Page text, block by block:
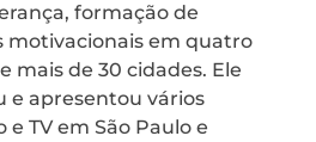
formação de
motivacionais em quatro
mais de 30 cidades. Ele
apresentou vários
TV em São Paulo e